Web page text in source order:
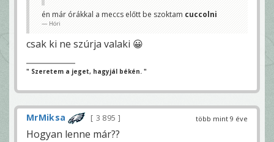
én már órákkal a meccs előtt be szoktam cuccolni
Höri
csak ki ne szúrja valaki 😀
" Szeretem a jeget, hagyjál békén. "
több mint 9 éve
MrMiksa 3 895
Hogyan lenne már??